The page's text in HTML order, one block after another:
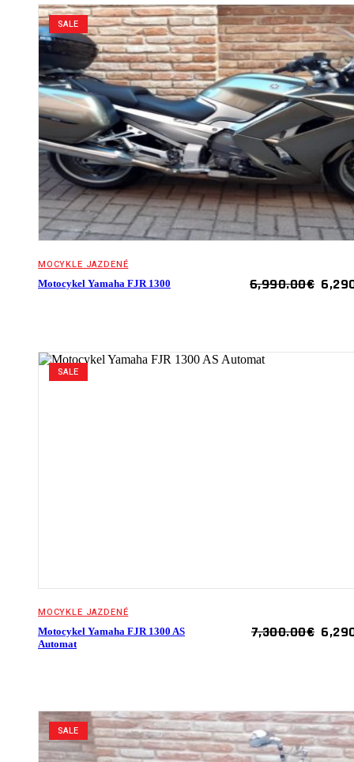
SALE
MOCYKLE JAZDENÉ
Motocykel Yamaha FJR 1300 6,990.00€
SALE
MOCYKLE JAZDENÉ
Motocykel Yamaha FJR 1300 AS
Automat
7,300.00€
SALE